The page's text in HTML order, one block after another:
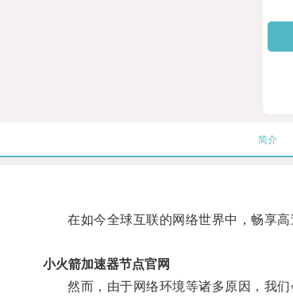
简介
在如今全球互联的网络世界中，畅享高
小火箭加速器节点官网
然而，由于网络环境等诸多原因，我们